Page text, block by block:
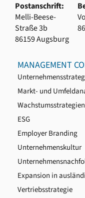
Postanschrift:
Melli-Beese-
Straße 3b
86159 Augsburg
MANAGEMENT
Markt- und
Wachstumsstrategien
ESG
Employer Branding
Unternehmenskultur
Expansion in
Vertriebsstrategie